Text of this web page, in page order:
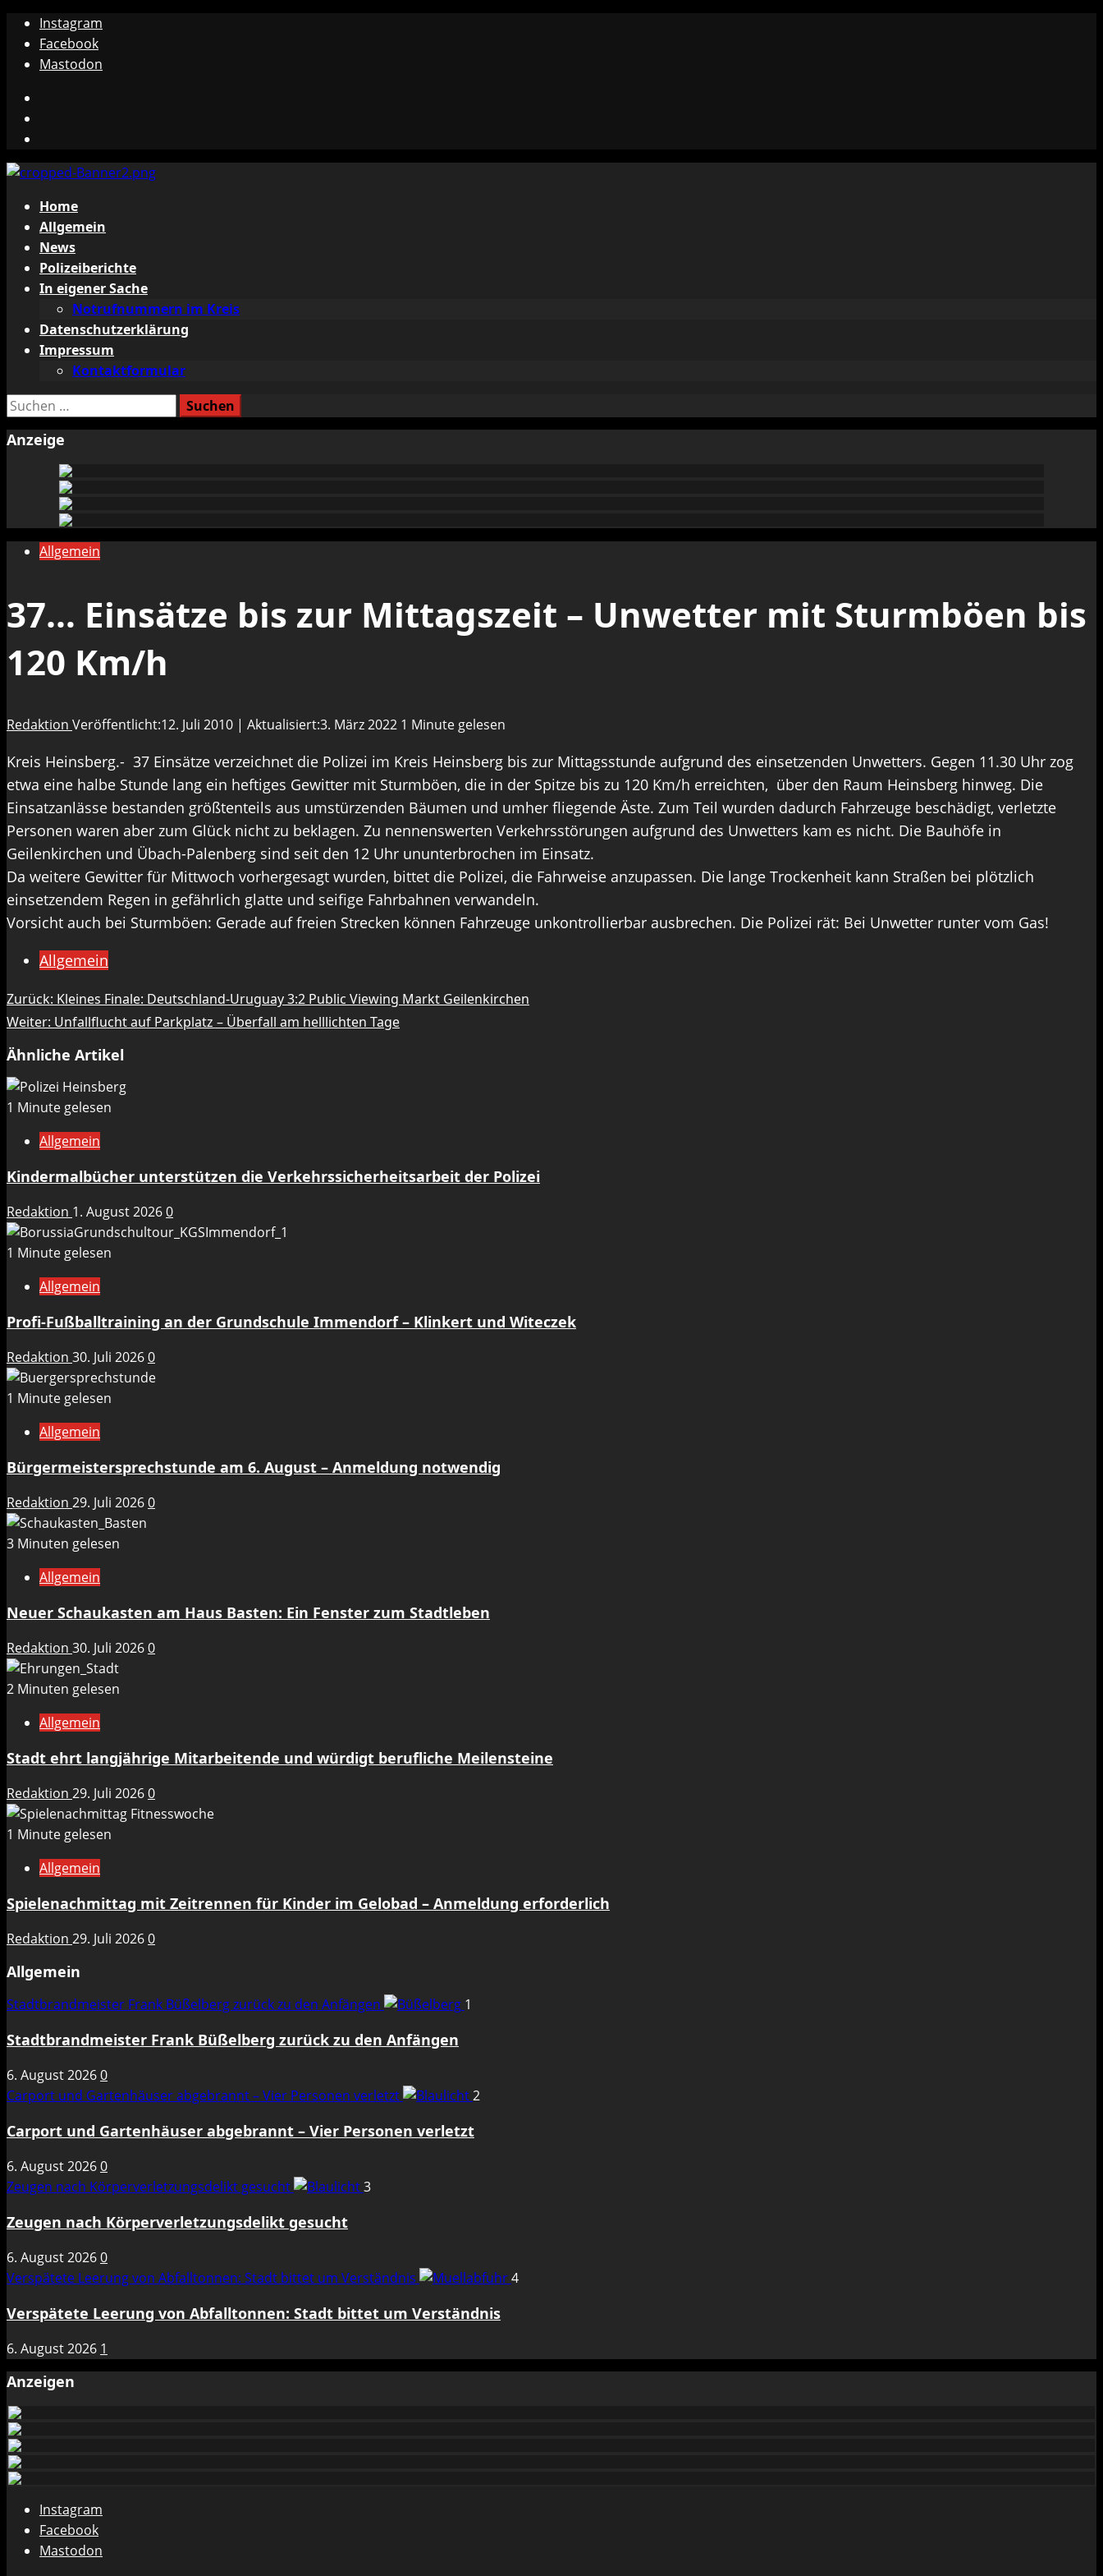
Zum
Inhalt
springen
Instagram
Facebook
Mastodon
Primäres
Menü
Home
Allgemein
News
Polizeiberichte
In eigener Sache
Notrufnummern im Kreis
Datenschutzerklärung
Impressum
Kontaktformular
Suchen
Anzeige
Allgemein
37… Einsätze bis zur Mittagszeit – Unwetter mit Sturmböen bis
120 Km/h
Redaktion Veröffentlicht:12. Juli 2010 | Aktualisiert:3. März 2022 1 Minute gelesen
Kreis Heinsberg.- 37 Einsätze verzeichnet die Polizei im Kreis Heinsberg bis zur Mittagsstunde aufgrund des einsetzenden Unwetters. Gegen 11.30 Uhr zog
etwa eine halbe Stunde lang ein heftiges Gewitter mit Sturmböen, die in der Spitze bis zu 120 Km/h erreichten, über den Raum Heinsberg hinweg. Die
Einsatzanlässe bestanden größtenteils aus umstürzenden Bäumen und umher fliegende Äste. Zum Teil wurden dadurch Fahrzeuge beschädigt, verletzte
Personen waren aber zum Glück nicht zu beklagen. Zu nennenswerten Verkehrsstörungen aufgrund des Unwetters kam es nicht. Die Bauhöfe in
Geilenkirchen und Übach-Palenberg sind seit den 12 Uhr ununterbrochen im Einsatz.
Da weitere Gewitter für Mittwoch vorhergesagt wurden, bittet die Polizei, die Fahrweise anzupassen. Die lange Trockenheit kann Straßen bei plötzlich
einsetzendem Regen in gefährlich glatte und seifige Fahrbahnen verwandeln.
Vorsicht auch bei Sturmböen: Gerade auf freien Strecken können Fahrzeuge unkontrollierbar ausbrechen. Die Polizei rät: Bei Unwetter runter vom Gas!
Allgemein
Beitragsnavigation
Zurück: Kleines Finale: Deutschland-Uruguay 3:2 Public Viewing Markt Geilenkirchen
Weiter: Unfallflucht auf Parkplatz – Überfall am helllichten Tage
Ähnliche Artikel
1 Minute gelesen
Allgemein
Kindermalbücher unterstützen die Verkehrssicherheitsarbeit der Polizei
Redaktion 1. August 20260
1 Minute gelesen
Allgemein
Profi-Fußballtraining an der Grundschule Immendorf – Klinkert und Witeczek
Redaktion 30. Juli 20260
1 Minute gelesen
Allgemein
Bürgermeistersprechstunde am 6. August – Anmeldung notwendig
Redaktion 29. Juli 20260
3 Minuten gelesen
Allgemein
Neuer Schaukasten am Haus Basten: Ein Fenster zum Stadtleben
Redaktion 30. Juli 20260
2 Minuten gelesen
Allgemein
Stadt ehrt langjährige Mitarbeitende und würdigt berufliche Meilensteine
Redaktion 29. Juli 20260
1 Minute gelesen
Allgemein
Spielenachmittag mit Zeitrennen für Kinder im Gelobad – Anmeldung erforderlich
Redaktion 29. Juli 20260
Allgemein
Stadtbrandmeister Frank Büßelberg zurück zu den Anfängen 1
Stadtbrandmeister Frank Büßelberg zurück zu den Anfängen
6. August 20260
Carport und Gartenhäuser abgebrannt – Vier Personen verletzt
2
Carport und Gartenhäuser abgebrannt – Vier Personen verletzt
6. August 20260
Zeugen nach Körperverletzungsdelikt gesucht
3
Zeugen nach Körperverletzungsdelikt gesucht
6. August 20260
Verspätete Leerung von Abfalltonnen: Stadt bittet um Verständnis
4
Verspätete Leerung von Abfalltonnen: Stadt bittet um Verständnis
6. August 2026 1
Anzeigen
Instagram
Facebook
Mastodon